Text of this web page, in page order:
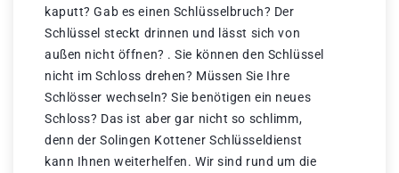
kaputt? Gab es einen Schlüsselbruch? Der
Schlüssel steckt drinnen und lässt sich von
außen nicht öffnen? . Sie können den Schlüssel
nicht im Schloss drehen? Müssen Sie Ihre
Schlösser wechseln? Sie benötigen ein neues
Schloss? Das ist aber gar nicht so schlimm,
denn der Solingen Kottener Schlüsseldienst
kann Ihnen weiterhelfen. Wir sind rund um die